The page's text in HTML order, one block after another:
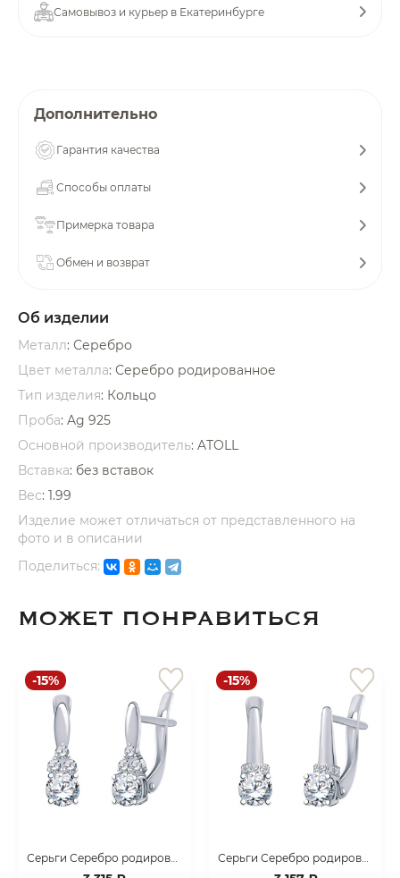
Самовывоз и курьер в Екатеринбурге
Дополнительно
Гарантия качества
Способы оплаты
Примерка товара
Обмен и возврат
Об изделии
Металл: Серебро
Цвет металла: Серебро родированное
Тип изделия: Кольцо
Проба: Ag 925
Основной производитель: ATOLL
Вставка: без вставок
Вес: 1.99
Изделие может отличаться от представленного на
фото и в описании
Поделиться:
МОЖЕТ ПОНРАВИТЬСЯ
-15%
Серьги Серебро родированное 21359-925
-15%
Серьги Серебро родированное 21353-925
об оплате Плайтом
недели
Остались вопросы?